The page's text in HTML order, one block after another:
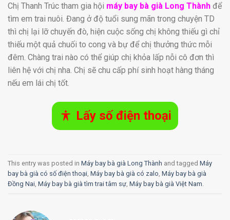
Chị Thanh Trúc tham gia hội máy bay bà già Long Thành để
tìm em trai nuôi. Đang ở độ tuổi sung mãn trong chuyện TD
thì chị lại lỡ chuyến đò, hiện cuộc sống chị không thiếu gì chỉ
thiếu một quả chuối to cong và bự để chị thưởng thức mỗi
đêm. Chàng trai nào có thể giúp chị khỏa lấp nỗi cô đơn thì
liên hệ với chị nha. Chị sẽ chu cấp phí sinh hoạt hàng tháng
nếu em lái chị tốt.
Lấy số điện thoại
This entry was posted in Máy bay bà già Long Thành and tagged Máy
bay bà già có số điện thoại Máy bay bà già có zalo Máy bay bà già
Đồng Nai Máy bay bà già tìm trai tâm sự Máy bay bà già Việt Nam